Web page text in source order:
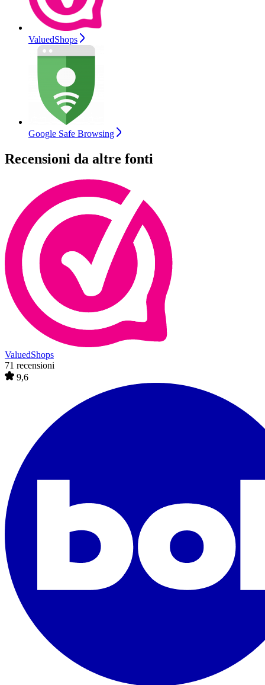
ValuedShops
Google Safe Browsing
Recensioni da altre fonti
ValuedShops
71 recensioni
9,6